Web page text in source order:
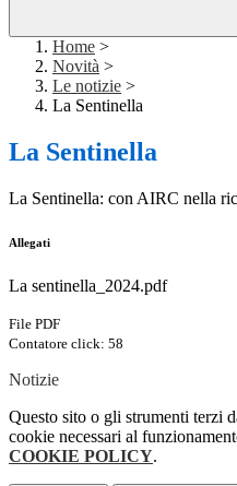
Home >
Novità >
Le notizie >
La Sentinella
La Sentinella
La Sentinella: con AIRC nella
Allegati
La sentinella_2024.pdf
File PDF
Contatore click: 58
Notizie
Questo sito o gli strumenti terzi
cookie necessari al
COOKIE POLICY.